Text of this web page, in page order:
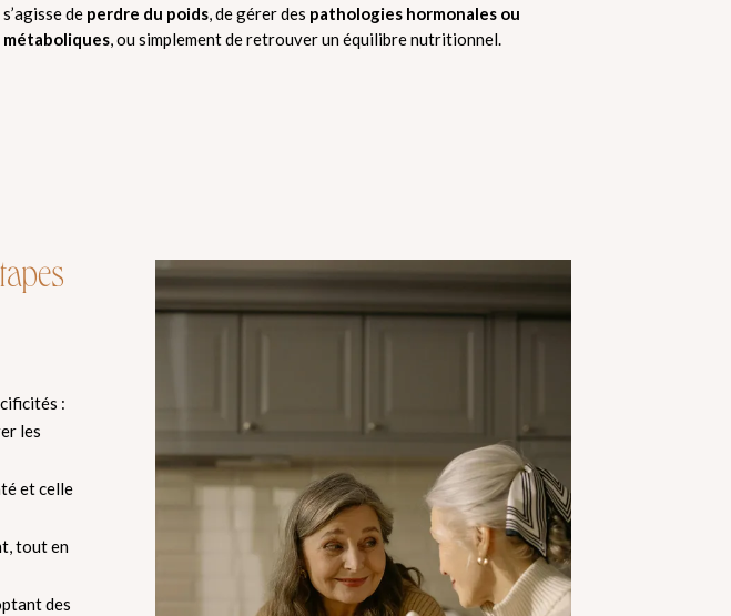
s’agisse de perdre du poids, de gérer des pathologies hormonales ou
métaboliques, ou simplement de retrouver un équilibre nutritionnel.
:
les
et celle
tout en
des